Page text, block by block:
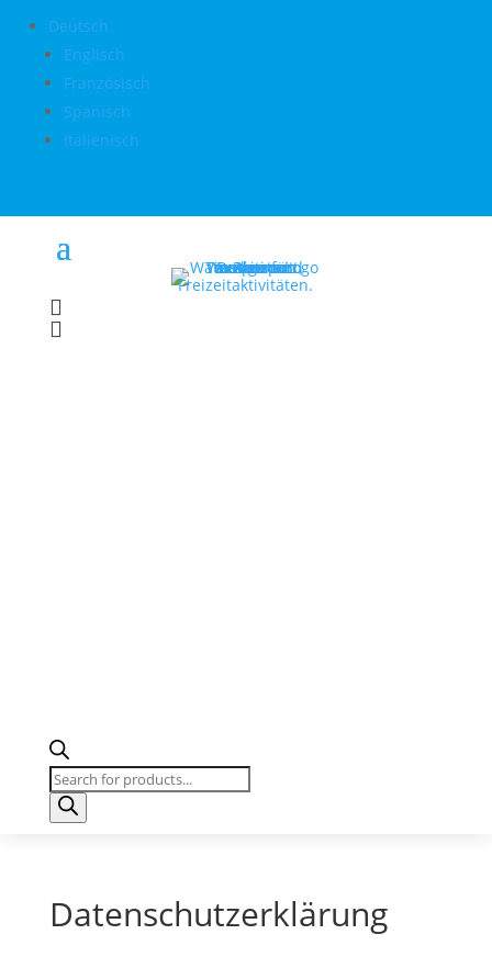
Deutsch
Englisch
Französisch
Spanisch
Italienisch


Products
search
Datenschutzerklärung